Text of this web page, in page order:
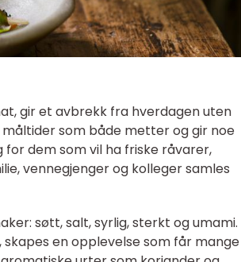
gir et avbrekk fra hverdagen uten
som både metter og gir noe
dem som vil ha friske råvarer,
vennegjenger og kolleger samles
søtt, salt, syrlig, sterkt og umami.
skapes en opplevelse som får mange